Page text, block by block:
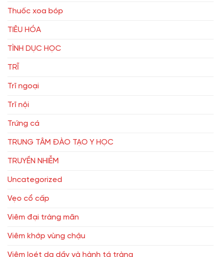
Thuốc xoa bóp
TIÊU HÓA
TÌNH DỤC HỌC
TRĨ
Trĩ ngoại
Trĩ nội
Trứng cá
TRUNG TÂM ĐÀO TẠO Y HỌC
TRUYỀN NHIỄM
Uncategorized
Vẹo cổ cấp
Viêm đại tràng mãn
Viêm khớp vùng chậu
Viêm loét dạ dầy và hành tá tràng